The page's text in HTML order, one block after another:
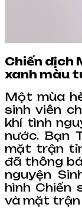
Chiến dịch
xanh màu
Một mùa
sinh viên
khí tình
nước. Bạn
mặt trận
đã thông
nguyện
hình
và mặt trận